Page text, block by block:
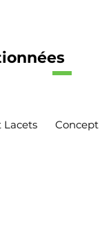
Lacets Concept